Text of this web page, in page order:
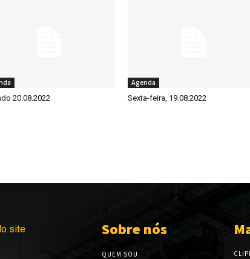
20.08.2022
Agenda
Sexta-feira, 19.08.2022
site Sobre nós
QUEM SOU